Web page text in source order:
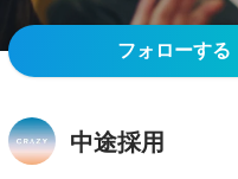
フォローする
中途採用